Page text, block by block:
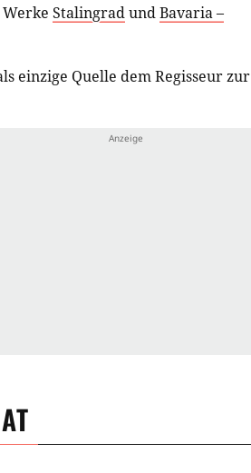
StalingradundBavaria –
einzige Quelle dem Regisseur zur